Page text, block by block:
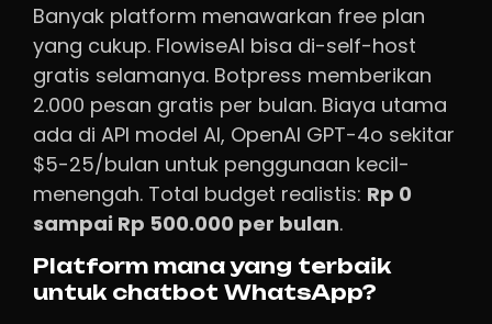
Banyak platform menawarkan free plan
yang cukup. FlowiseAI bisa di-self-host
gratis selamanya. Botpress memberikan
2.000 pesan gratis per bulan. Biaya utama
ada di API model AI, OpenAI GPT-4o sekitar
$5-25/bulan untuk penggunaan kecil-
menengah. Total budget realistis: Rp 0
sampai Rp 500.000 per bulan.
Platform mana yang terbaik
untuk chatbot WhatsApp?